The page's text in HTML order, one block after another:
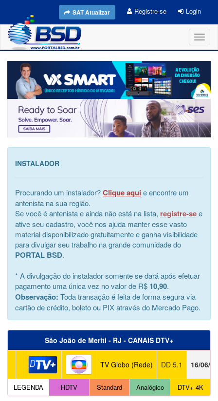
SAT Atualizar Registre-se Login
INSTALADOR
Procurando um instalador?Clique aqui e encontre um
antenista na sua região.
Se você é antenista e ainda não está na lista, registre-see
ative seu cadastro, você nos ajuda manter esse vasto
material disponibilizado gratuitamente e ganha visibilidade
para divulgar seu trabalho na grande comunidade do
PORTAL BSD.
* A divulgação do instalador somente se dará após efetuar
pagamento uma única vez no valor de R$ 10,90.
Observação: Toda transação é feita de forma segura via
cartão de crédito, boleto ou PIX através do Mercado Pago.
São João de Meriti - RJ - CANAIS DTV+
TV Globo (Rede) DD 5.1 16/06/
LEGENDA HDTV Standard Analógico DTV+ 4K